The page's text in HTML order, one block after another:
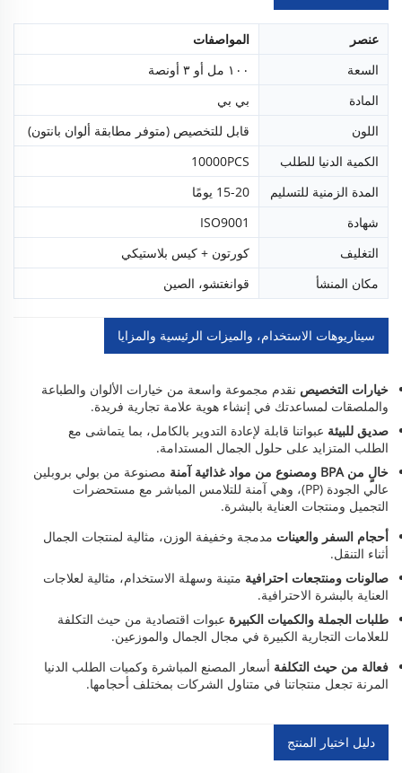
عنصر
المواصفات
السعة
١٠٠ مل أو ٣ أونصة
المادة
بي بي
اللون
قابل للتخصيص (متوفر مطابقة ألوان بانتون)
الكمية الدنيا للطلب
10000PCS
المدة الزمنية للتسليم
15-20 يومًا
شهادة
ISO9001
التغليف
كورتون + كيس بلاستيكي
مكان المنشأ
قوانغتشو، الصين
سيناريوهات الاستخدام، والميزات الرئيسية والمزايا
خيارات التخصيص نقدم مجموعة واسعة من خيارات الألوان والطباعة
والملصقات لمساعدتك في إنشاء هوية علامة تجارية فريدة.
صديق للبيئة عبواتنا قابلة لإعادة التدوير بالكامل، بما يتماشى مع
الطلب المتزايد على حلول الجمال المستدامة.
خالٍ من BPA ومصنوع من مواد غذائية آمنة
مصنوعة من بولي بروبلين
عالي الجودة (PP)، وهي آمنة للتلامس المباشر مع مستحضرات
التجميل ومنتجات العناية بالبشرة.
أحجام السفر والعينات مدمجة وخفيفة الوزن، مثالية لمنتجات الجمال
أثناء التنقل.
صالونات ومنتجعات احترافية متينة وسهلة الاستخدام، مثالية لعلاجات
العناية بالبشرة الاحترافية.
طلبات الجملة والكميات الكبيرة عبوات اقتصادية من حيث التكلفة
للعلامات التجارية الكبيرة في مجال الجمال والموزعين.
فعالة من حيث التكلفة أسعار المصنع المباشرة وكميات الطلب الدنيا
المرنة تجعل منتجاتنا في متناول الشركات بمختلف أحجامها.
دليل اختيار المنتج